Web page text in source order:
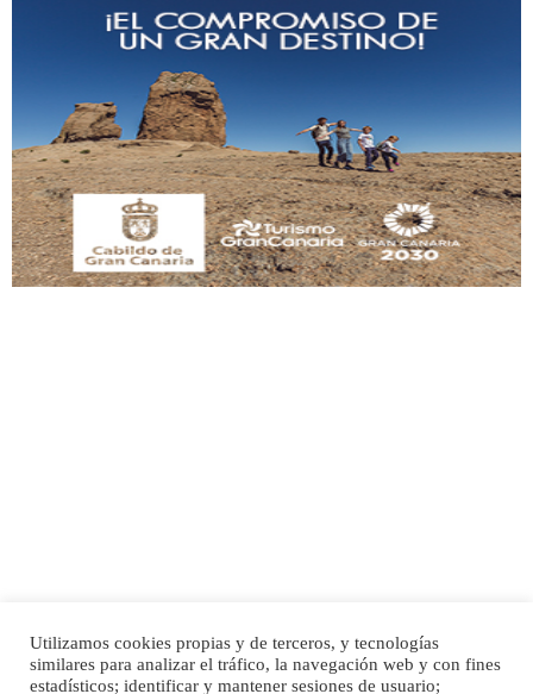
Gato manso encontrado
Este gato macho ha aparecido en la calle hace menos de un mes, es muy
manso y extremadamente cari...
Leales.org » Gran Canaria | 9.7.2025
SHIBA PERDIDO AVDA JOSE MESA Y LOPEZ
PERRO MACHO RAZA SHIBA CON MICROCHIP PERDIDO HOY 06/07/2025 ZONA
Utilizamos cookies propias y de terceros, y tecnologías
similares para analizar el tráfico, la navegación web y con fines
estadísticos; identificar y mantener sesiones de usuario;